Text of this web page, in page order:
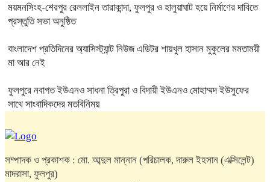
ময়মনসিংহ-শেরপুর রেললাইন তারাকান্দা, ফুলপুর ও হালুয়াঘাট হয়ে নির্মাণের দাবিতে
প্রস্তুতি সভা অনুষ্ঠিত
বাংলাদেশ প্রতিদিনের অ্যাসিস্ট্যান্ট নিউজ এডিটর শায়খুল হাসান মুকুলের মমতাময়ী
মা আর নেই
ফুলপুরে নবাগত ইউএনও সাধনা ত্রিপুরা ও বিদায়ী ইউএনও মোহাম্মদ ইউসুফের
সাথে সাংবাদিকদের মতবিনিময়
সম্পাদক ও প্রকাশক : মো. আব্দুল মান্নান (পরিচালক, দারুল ইহসান (এক্সিলেন্ট)
মাদরাসা, ফুলপুর)